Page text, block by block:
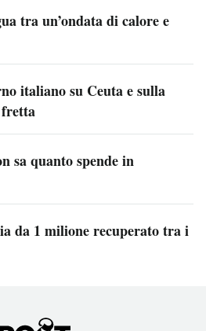
tra un’ondata di calore e
italiano su Ceuta e sulla
sa quanto spende in
da 1 milione recuperato tra i